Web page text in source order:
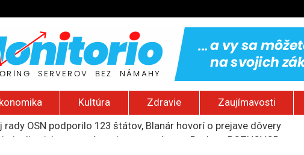
Kultúra Zdravie Zaujímavosti
islame a mýte o konzervatívnom Rusku – ROZHOVOR